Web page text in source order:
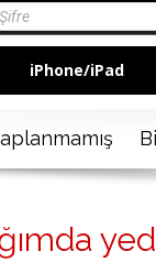
iPhone/iPad